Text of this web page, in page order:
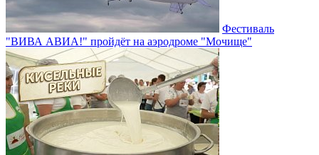
Фестиваль
"ВИВА АВИА!" пройдёт на аэродроме "Мочище"